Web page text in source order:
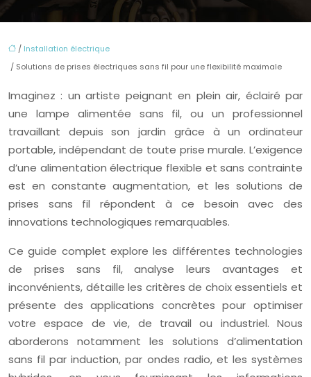
/ Installation électrique
/ Solutions de prises électriques sans fil pour une flexibilité maximale
Imaginez : un artiste peignant en plein air, éclairé par
une lampe alimentée sans fil, ou un professionnel
travaillant depuis son jardin grâce à un ordinateur
portable, indépendant de toute prise murale. L’exigence
d’une alimentation électrique flexible et sans contrainte
est en constante augmentation, et les solutions de
prises sans fil répondent à ce besoin avec des
innovations technologiques remarquables.
Ce guide complet explore les différentes technologies
de prises sans fil, analyse leurs avantages et
inconvénients, détaille les critères de choix essentiels et
présente des applications concrètes pour optimiser
votre espace de vie, de travail ou industriel. Nous
aborderons notamment les solutions d’alimentation
sans fil par induction, par ondes radio, et les systèmes